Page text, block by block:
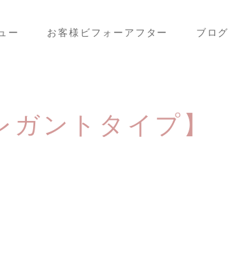
ー お客様ビフォーアフター ブログ
ントタイプ】